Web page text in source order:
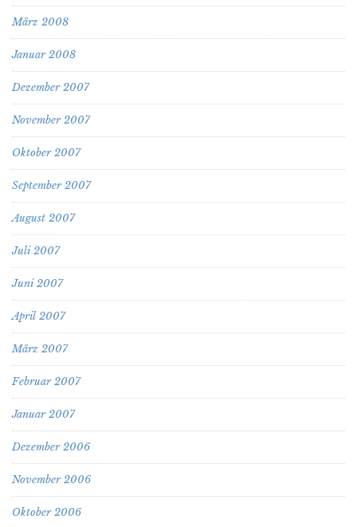
März 2008
Januar 2008
Dezember 2007
November 2007
Oktober 2007
September 2007
August 2007
Juli 2007
Juni 2007
April 2007
März 2007
Februar 2007
Januar 2007
Dezember 2006
November 2006
Oktober 2006